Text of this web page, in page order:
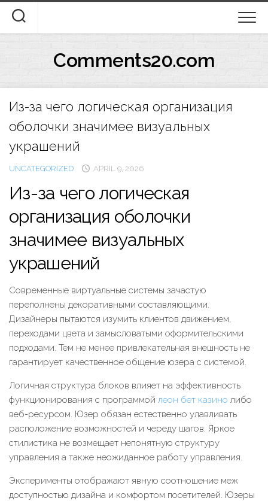
content
Comments20.com
Из-за чего логическая организация
оболочки значимее визуальных
украшений
UNCATEGORIZED APRIL 9, 2026
Из-за чего логическая
организация оболочки
значимее визуальных
украшений
Современные виртуальные системы зачастую
переполнены декоративными составляющими.
Дизайнеры пытаются изумить клиентов движением,
переходами цвета и замысловатыми оформительскими
подходами. Тем не менее привлекательная внешность не
гарантирует качественное общение юзера с системой.
Логичная структура блоков влияет на эффективность
функционирования с программой леон бет казино либо
веб-ресурсом. Юзер обязан естественно улавливать
расположение возможностей и череду шагов. Яркое
стилистика не возмещает непонятную структуру
управления а также неожиданное работу управления.
Эксперименты отображают явную соотношение меж
доступностью дизайна и комфортом посетителей. Юзеры